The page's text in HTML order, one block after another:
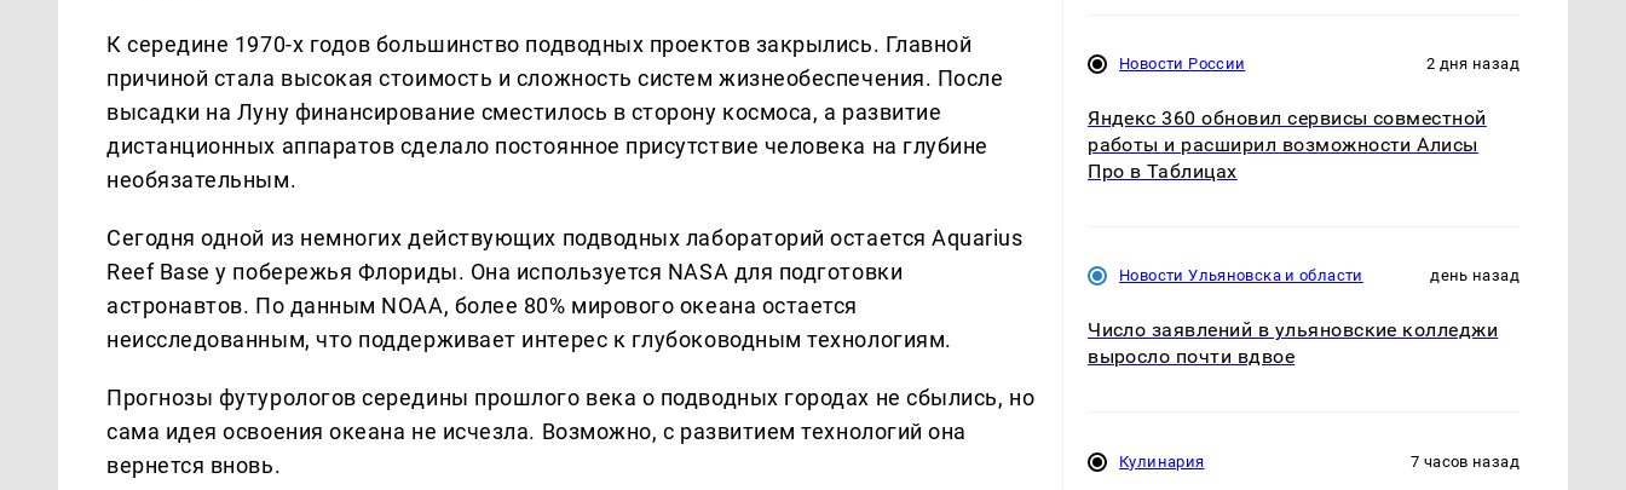
К середине 1970-х годов большинство подводных проектов закрылись. Главной
причиной стала высокая стоимость и сложность систем жизнеобеспечения. После
высадки на Луну финансирование сместилось в сторону космоса, а развитие
дистанционных аппаратов сделало постоянное присутствие человека на глубине
необязательным.
Сегодня одной из немногих действующих подводных лабораторий остается Aquarius
Reef Base у побережья Флориды. Она используется NASA для подготовки
астронавтов. По данным NOAA, более 80% мирового океана остается
неисследованным, что поддерживает интерес к глубоководным технологиям.
Прогнозы футурологов середины прошлого века о подводных городах не сбылись, но
сама идея освоения океана не исчезла. Возможно, с развитием технологий она
вернется вновь.
Новости России 2 дня назад
Яндекс 360 обновил сервисы совместной
работы и расширил возможности Алисы
Про в Таблицах
Новости Ульяновска и области день назад
Число заявлений в ульяновские колледжи
выросло почти вдвое
Кулинария 7 часов назад